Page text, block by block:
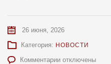
26 июня, 2026
Категория: НОВОСТИ
Комментариикотключены